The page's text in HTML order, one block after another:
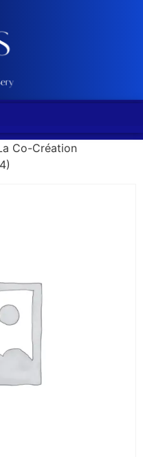
Co-Création